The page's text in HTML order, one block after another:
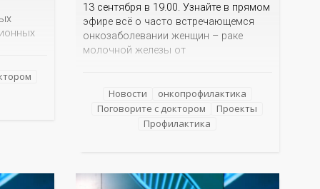
Как
13 сентября в 19.00. Узнайте в прямом
эфире всё о часто встречающемся
онкозаболевании женщин – раке
молочной железы от
клинического онкодиспансера –
заместителя главного врача по
амбулаторно-поликлинической работе
находится в группе риска, по каким
Новости
онкопрофилактика
Поговорите с доктором
Проекты
Профилактика